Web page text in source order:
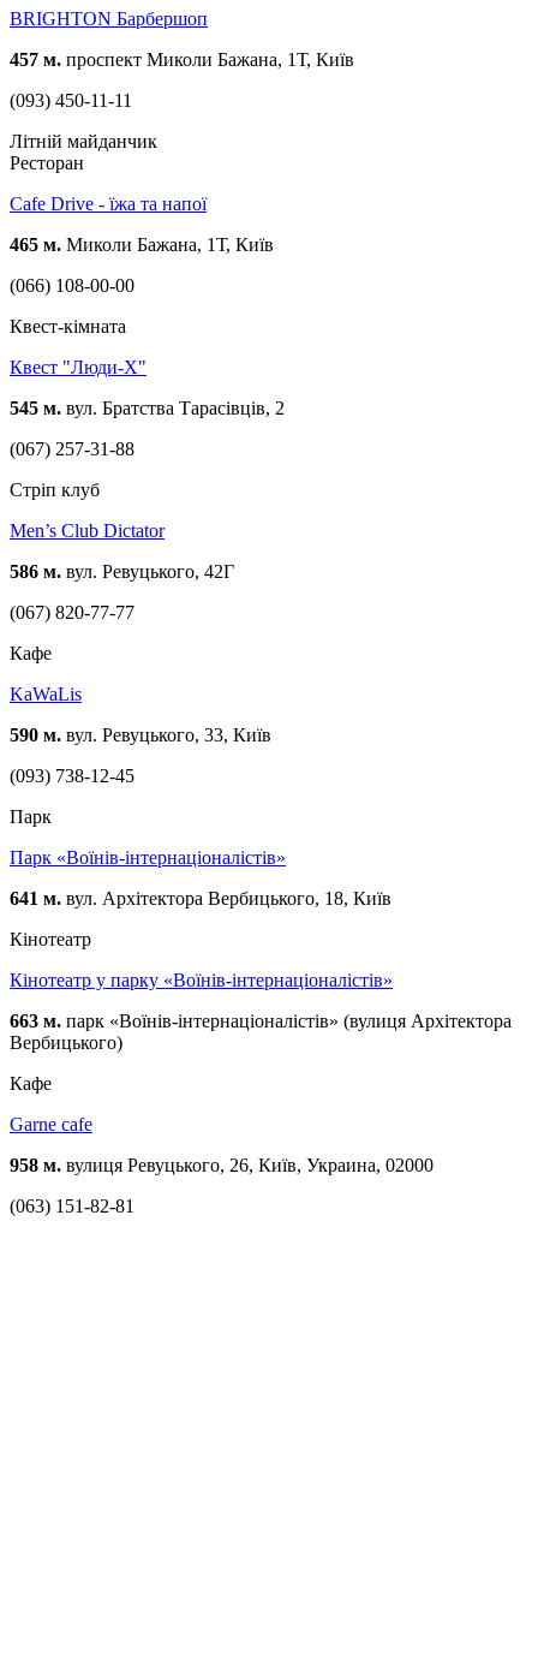
BRIGHTON Барбершоп
457 м. проспект Миколи Бажана, 1Т, Київ
(093) 450-11-11
Літній майданчик
Ресторан
Cafe Drive - їжа та напої
465 м. Миколи Бажана, 1Т, Київ
(066) 108-00-00
Квест-кімната
Квест "Люди-Х"
545 м. вул. Братства Тарасівців, 2
(067) 257-31-88
Стріп клуб
Men’s Club Dictator
586 м. вул. Ревуцького, 42Г
(067) 820-77-77
Кафе
KaWaLis
590 м. вул. Ревуцького, 33, Київ
(093) 738-12-45
Парк
Парк «Воїнів-інтернаціоналістів»
641 м. вул. Архітектора Вербицького, 18, Київ
Кінотеатр
Кінотеатр у парку «Воїнів-інтернаціоналістів»
663 м. парк «Воїнів-інтернаціоналістів» (вулиця Архітектора
Вербицького)
Кафе
Garne cafe
958 м. вулиця Ревуцького, 26, Київ, Украина, 02000
(063) 151-82-81